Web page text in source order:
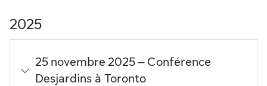
2025
25 novembre 2025 – Conférence
Desjardins à Toronto